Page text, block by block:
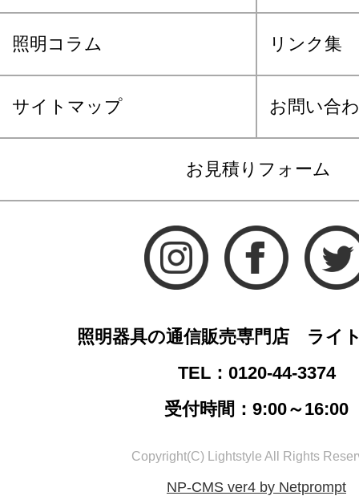
照明コラム リンク集
サイトマップ お問い合
お見積りフォーム
照明器具の通信販売専門店 ライ
TEL：0120-44-3374
受付時間：9:00～16:00
Copyright(C) Lightstyle All Rights
NP-CMS ver4 by Netprompt